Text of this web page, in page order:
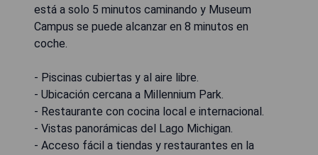
está a solo 5 minutos caminando y Museum
Campus se puede alcanzar en 8 minutos en
coche.
- Piscinas cubiertas y al aire libre.
- Ubicación cercana a Millennium Park.
- Restaurante con cocina local e internacional.
- Vistas panorámicas del Lago Michigan.
- Acceso fácil a tiendas y restaurantes en la